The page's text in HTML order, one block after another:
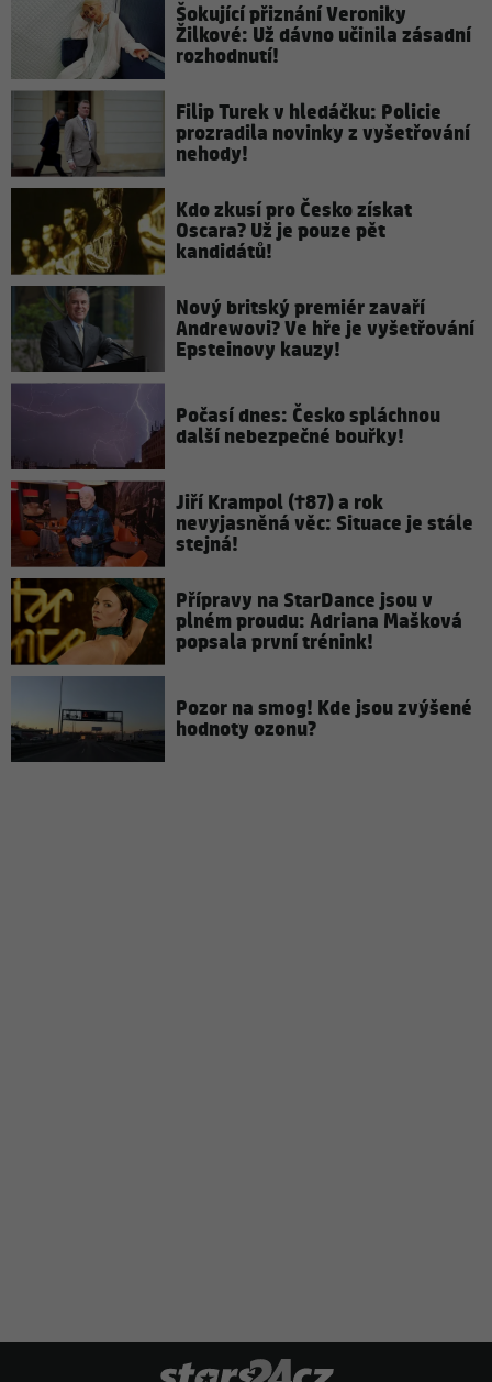
Šokující přiznání Veroniky
Žilkové: Už dávno učinila zásadní
rozhodnutí!
Filip Turek v hledáčku: Policie
prozradila novinky z vyšetřování
nehody!
Kdo zkusí pro Česko získat
Oscara? Už je pouze pět
kandidátů!
Nový britský premiér zavaří
Andrewovi? Ve hře je vyšetřování
Epsteinovy kauzy!
Počasí dnes: Česko spláchnou
další nebezpečné bouřky!
Jiří Krampol (†87) a rok
nevyjasněná věc: Situace je stále
stejná!
Přípravy na StarDance jsou v
plném proudu: Adriana Mašková
popsala první trénink!
Pozor na smog! Kde jsou zvýšené
hodnoty ozonu?